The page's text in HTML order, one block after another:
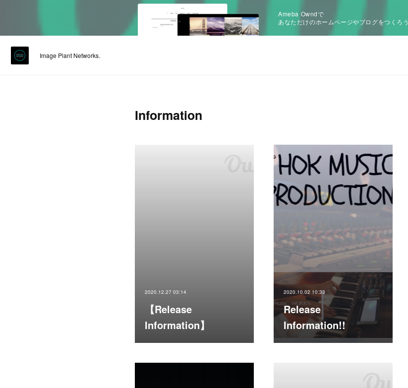
Ameba Owndで
あなただけのホームページやブログをつくろう
Image Plant Networks.
Information
2020.12.27 03:14
【Release
Information】
2020.10.02 10:33
Release
Information!!